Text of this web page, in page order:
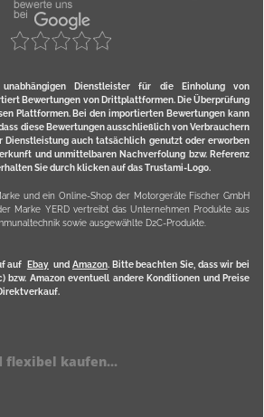
Dienstleister für die Einholung von
Bewertungen von Drittplattformen. Die Überprüfung
Plattformen. Bei den importierten Bewertungen kann
diese Bewertungen ausschließlich von Verbrauchern
Dienstleistung auch tatsächlich genutzt oder erworben
und unmittelbaren Nachverfolung bzw. Referenz
Sie durch klicken auf das Trustami-Logo.
und ein Online-Shop der Motorgeräte Fischer GmbH
Marke YERD vertreibt das Unternehmen Produkte aus
sowie ausgewählte D2C-Produkte.
auf Ebayund Amazon. Bitte beachten Sie, dass wir bei
bzw. Amazon eventuell andere Konditionen und Preise
flexibel kaufen...